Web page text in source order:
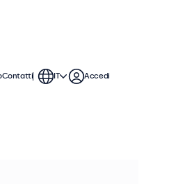
Contatti IT Accedi